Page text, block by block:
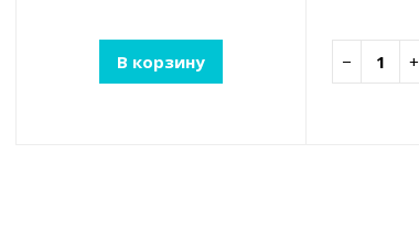
В корзину − +